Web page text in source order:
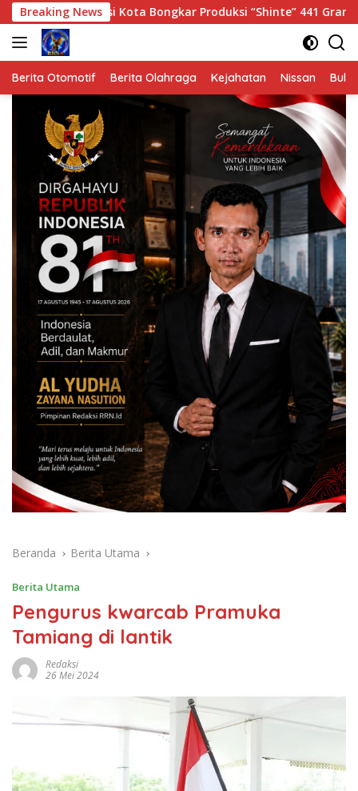
Langsung
ke
konten
Breaking News
Kota Bongkar Produksi “Shinte” 441 Gram.
Berita Otomotif Berita Olahraga Kejahatan Nissan
Beranda Berita Utama
Berita Utama
Pengurus kwarcab Pramuka
Tamiang di lantik
Redaksi
26 Mei 2024